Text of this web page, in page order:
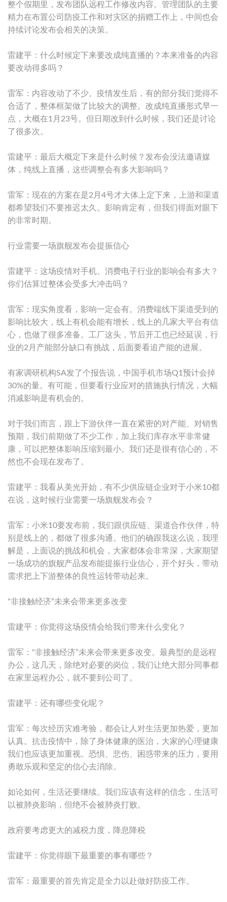
整个假期里，发布团队远程工作修改内容。管理团队的主要
精力在布置公司防疫工作和对灾区的捐赠工作上，中间也会
持续讨论发布会相关的决策。
雷建平：什么时候定下来要改成纯直播的？本来准备的内容
要改动得多吗？
雷军：内容改动了不少。疫情发生后，有的部分我们觉得不
合适了，整体框架做了比较大的调整。改成纯直播形式早一
点，大概在1月23号。但日期改到什么时候，我们还是讨论
了很多次。
雷建平：最后大概定下来是什么时候？发布会没法邀请媒
体，纯线上直播，这些调整会有多大影响吗？
雷军：现在的方案在是2月4号才大体上定下来，上游和渠道
都希望我们不要推迟太久。影响肯定有，但我们得面对眼下
的非常时期。
行业需要一场旗舰发布会提振信心
雷建平：这场疫情对手机、消费电子行业的影响会有多大？
你们估算过整体会受多大冲击吗？
雷军：现实角度看，影响一定会有。消费端线下渠道受到的
影响比较大，线上有机会能有增长，线上的几家大平台有信
心，也做了很多准备。工厂这头，节后开工也已经延误，行
业的2月产能部分缺口有挑战，后面要看追产能的进展。
有家调研机构SA发了个报告说，中国手机市场Q1预计会掉
30%的量。有可能，但要看行业应对的措施执行情况，大幅
消减影响是有机会的。
对于我们而言，跟上下游伙伴一直在紧密的对产能、对销售
预期，我们前期做了不少工作，加上我们库存水平非常健
康，可以把整体影响压缩到最小。我们还是很有信心的，不
然也不会现在发布了。
雷建平：我看从美光开始，有不少供应链企业对于小米10都
在说，这时候行业需要一场旗舰发布会？
雷军：小米10要发布前，我们跟供应链、渠道合作伙伴，特
别是线上的，都做了很多沟通。他们的确跟我这么说，我理
解是，上面说的挑战和机会，大家都体会非常深，大家期望
一场成功的旗舰产品发布能提振行业信心，开个好头，带动
需求把上下游整体的良性运转带动起来。
“非接触经济”未来会带来更多改变
雷建平：你觉得这场疫情会给我们带来什么变化？
雷军：“非接触经济”未来会带来更多改变。最典型的是远程
办公，这几天，除绝对必要的岗位，我们让绝大部分同事都
在家里远程办公，就不要到公司了。
雷建平：还有哪些变化呢？
雷军：每次经历灾难考验，都会让人对生活更加热爱，更加
认真。抗击疫情中，除了身体健康的医治，大家的心理健康
我们也应该更加重视。恐惧、悲伤、困惑带来的压力，要用
勇敢乐观和坚定的信心去消除。
如论如何，生活还要继续。我们应该有这样的信念，生活可
以被肺炎影响，但绝不会被肺炎打败。
政府要考虑更大的减税力度，降息降税
雷建平：你觉得眼下最重要的事有哪些？
雷军：最重要的首先肯定是全力以赴做好防疫工作。